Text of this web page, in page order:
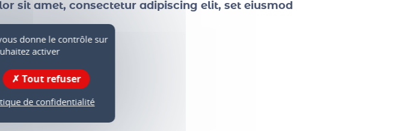
sit amet, consectetur adipiscing elit, set eiusmod
donne le contrôle sur
activer
Tout refuser
de confidentialité